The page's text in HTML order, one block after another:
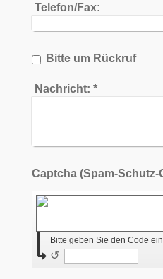
Telefon/Fax:
Bitte um Rückruf
Nachricht: *
Bitte geben Sie den Code ein
↺